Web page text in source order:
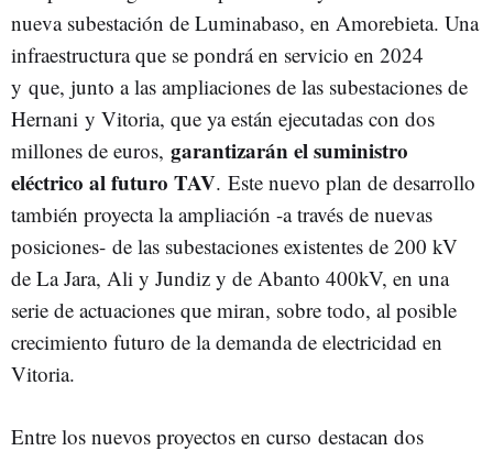
nueva subestación de Luminabaso, en Amorebieta. Una
infraestructura que se pondrá en servicio en 2024
y que, junto a las ampliaciones de las subestaciones de
Hernani y Vitoria, que ya están ejecutadas con dos
millones de euros, garantizarán el suministro
eléctrico al futuro TAV. Este nuevo plan de desarrollo
también proyecta la ampliación -a través de nuevas
posiciones- de las subestaciones existentes de 200 kV
de La Jara, Ali y Jundiz y de Abanto 400kV, en una
serie de actuaciones que miran, sobre todo, al posible
crecimiento futuro de la demanda de electricidad en
Vitoria.
Entre los nuevos proyectos en curso destacan dos